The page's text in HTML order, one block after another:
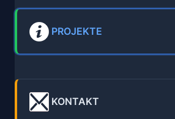
PROJEKTE
KONTAKT